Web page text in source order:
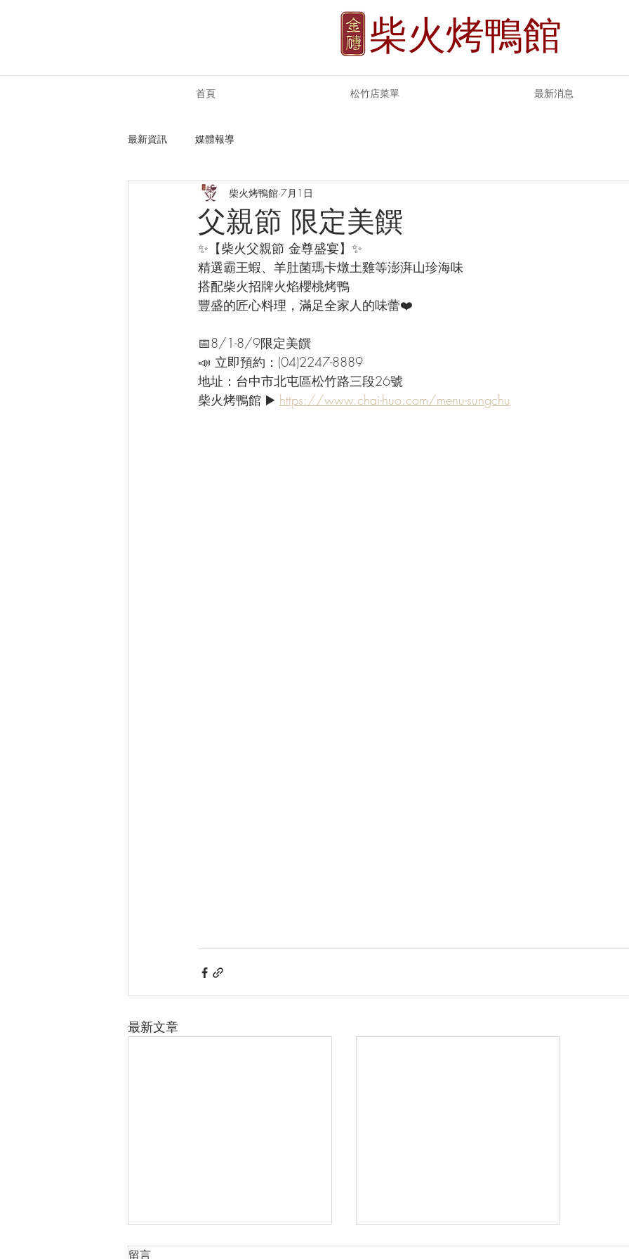
柴火烤鴨館
首頁 松竹店菜單 最新消息
最新資訊 媒體報導
父親節 限定美饌
柴火烤鴨館 7月1日
✨【柴火父親節 金尊盛宴】✨
精選霸王蝦、羊肚菌瑪卡燉土雞等澎湃山珍海味
搭配柴火招牌火焰櫻桃烤鴨
豐盛的匠心料理，滿足全家人的味蕾❤️
📅8/1-8/9限定美饌
📣 立即預約：(04)2247-8889
地址：台中市北屯區松竹路三段26號
柴火烤鴨館 ▶️ https://www.chai-huo.com/menu-sungchu
最新文章
留言